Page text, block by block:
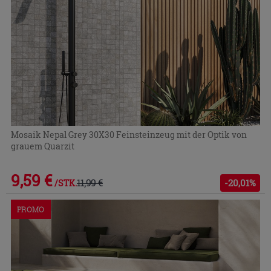
Mosaik Nepal Grey 30X30 Feinsteinzeug mit der Optik von
grauem Quarzit
9,59 € /STK.11,99 € -20,01%
PROMO